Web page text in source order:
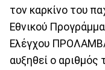
τον καρκίνο του
Εθνικού
Ελέγχου
αυξηθεί ο